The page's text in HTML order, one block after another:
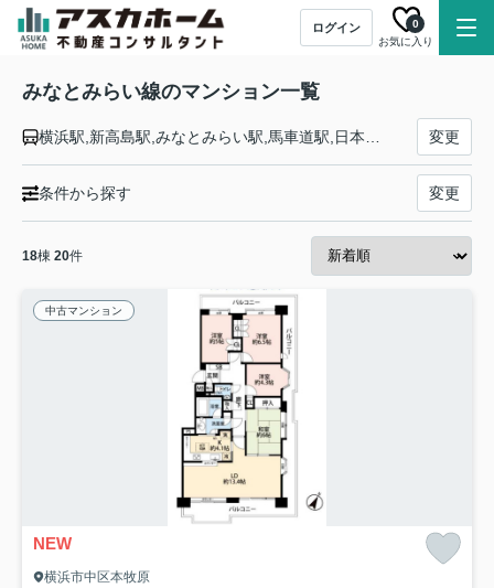
ログイン
お気に入り
0
みなとみらい線のマンション一覧
変更
条件から探す 変更
18棟 20件
中古マンション
NEW
横浜市中区本牧原